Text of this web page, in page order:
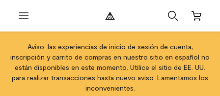
Aviso: las experiencias de inicio de sesión de cuenta,
inscripción y carrito de compras en nuestro sitio en español no
están disponibles en este momento. Utilice el sitio de EE. UU.
para realizar transacciones hasta nuevo aviso. Lamentamos los
inconvenientes.